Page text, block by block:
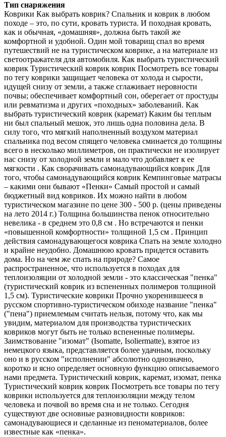
Тип снаряжения
Коврики Как выбрать коврик? Спальник и коврик в любом
походе – это, по сути, кровать туриста. И походная кровать,
как и обычная, «домашняя», должна быть такой же
комфортной и удобной. Один мой товарищ спал во время
путешествий не на туристическом коврике, а на материале из
светоотражателя для автомобиля. Как выбрать туристический
коврик Туристический коврик коврик Посмотреть все товары
по тегу коврики защищает человека от холода и сырости,
идущей снизу от земли, а также сглаживает неровности
почвы; обеспечивает комфортный сон, оберегает от простуды
или ревматизма и других «походных» заболеваний. Как
выбрать туристический коврик (каремат) Каким бы теплым
ни был спальный мешок, это лишь одна половина дела. В
силу того, что мягкий наполненный воздухом материал
спальника под весом спящего человека сминается до толщины
всего в несколько миллиметров, он практически не изолирует
нас снизу от холодной земли и мало что добавляет к ее
мягкости . Как сворачивать самонадувающийся коврик Для
того, чтобы самонадувающийся коврик Кемпинговые матрасы
– какими они бывают «Пенки» Самый простой и самый
бюджетный вид ковриков. Их можно найти в любом
туристическом магазине по цене 300 - 500 р. (цены приведены
на лето 2014 г.) Толщина большинства пенок относительно
невелика - в среднем это 0,8 см . Но встречаются и пенки
«повышенной комфортности» толщиной 1,5 см . Принцип
действия самонадувающегося коврика Спать на земле холодно
и крайне неудобно. Домашнюю кровать придется оставить
дома. Но на чем же спать на природе? Самое
распространенное, что используется в походах для
теплоизоляции от холодной земли - это классическая "пенка"
(туристический коврик из вспененных полимеров толщиной
1,5 см). Туристические коврики Прочно укоренившееся в
русском спортивно-туристическом обиходе название "пенка"
("пена") приемлемым считать нельзя, потому что, как мы
увидим, материалом для производства туристических
ковриков могут быть не только вспененные полимеры.
Заимствование "изомат" (Isomatte, Isoliermatte), взятое из
немецкого языка, представляется более удачным, поскольку
оно и в русском "исполнении" абсолютно однозначно,
коротко и ясно определяет основную функцию описываемого
нами предмета. Туристический коврик, каремат, изомат, пенка
Туристический коврик коврик Посмотреть все товары по тегу
коврики используется для теплоизоляции между телом
человека и почвой во время сна и не только. Сегодня
существуют две основные разновидности ковриков:
самонадувающиеся и сделанные из пеноматериалов, более
известные как «пенка».